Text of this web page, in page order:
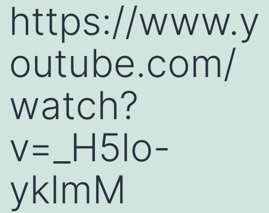
https://www.y
outube.com/
watch?
v=_H5lo-
yklmM